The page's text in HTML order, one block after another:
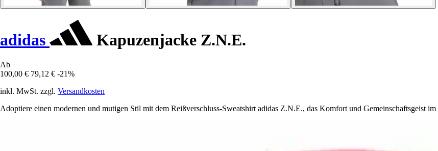
adidas Kapuzenjacke Z.N.E.
Ab
100,00 € 79,12 € -21%
inkl. MwSt. zzgl. Versandkosten
Adoptiere einen modernen und mutigen Stil mit dem Reißverschluss-Sweatshirt adidas Z.N.E., das Komfort und Gemeinschaftsgeist